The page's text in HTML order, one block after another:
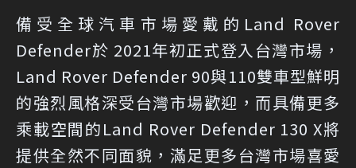
備受全球汽車市場愛戴的Land Rover
Defender於 2021年初正式登入台灣市場，
Land Rover Defender 90與110雙車型鮮明
的強烈風格深受台灣市場歡迎，而具備更多
乘載空間的Land Rover Defender 130 X將
提供全然不同面貌，滿足更多台灣市場喜愛